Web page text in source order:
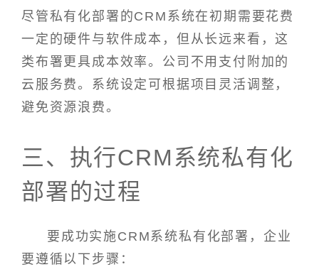
尽管私有化部署的CRM系统在初期需要花费
一定的硬件与软件成本，但从长远来看，这
类布署更具成本效率。公司不用支付附加的
云服务费。系统设定可根据项目灵活调整，
避免资源浪费。
三、执行CRM系统私有化
部署的过程
要成功实施CRM系统私有化部署，企业
要遵循以下步骤：